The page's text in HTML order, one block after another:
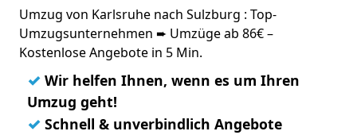
Umzug von Karlsruhe nach Sulzburg : Top-
Umzugsunternehmen ➨ Umzüge ab 86€ –
Kostenlose Angebote in 5 Min.
✓ Wir helfen Ihnen, wenn es um Ihren
Umzug geht!
✓ Schnell & unverbindlich Angebote